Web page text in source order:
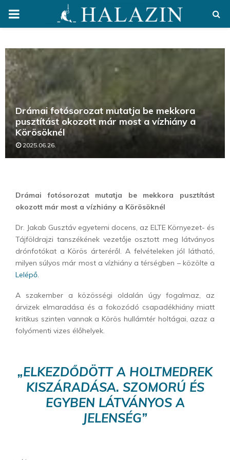
PRIMARY
Drámai fotósorozat mutatja be mekkora
pusztítást okozott már most a vízhiány a
Körösöknél
2025.06.26.
Drámai fotósorozat mutatja be mekkora pusztítást
okozott már most a vízhiány a Körösöknél
Dr. Jakab Gusztáv egyetemi docens, az ELTE Környezet- és
Tájföldrajzi tanszékének vezetője osztott meg látványos
drónfotókat a Körös árteréről. A felvételeken jól látható,
milyen súlyos már most a vízhiány a térségben – közölte a
Lelépő.
A szakember a közösségi oldalán úgy fogalmaz, az
árvizek elmaradása és a fokozódó csapadékhiány miatt
kritikus szinten vannak a Körös hullámtér holtágai, azaz a
folyómenti vizes élőhelyek.
„ELKEZDŐDÖTT A HOLTMEDREK
KISZÁRADÁSA. SZOMORÚ ÉS
EGYBEN LÁTVÁNYOS A
JELENSÉG”